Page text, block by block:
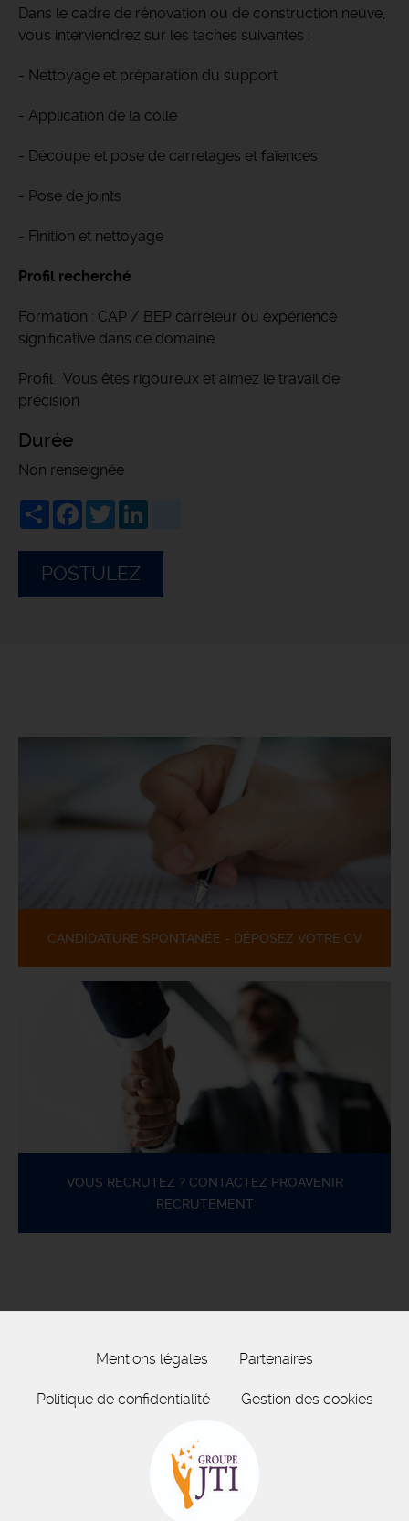
Dans le cadre de rénovation ou de construction neuve,
vous interviendrez sur les taches suivantes :
- Nettoyage et préparation du support
- Application de la colle
- Découpe et pose de carrelages et faïences
- Pose de joints
- Finition et nettoyage
Profil recherché
Formation : CAP / BEP carreleur ou expérience
significative dans ce domaine
Profil : Vous êtes rigoureux et aimez le travail de
précision
Durée
Non renseignée
ShareFacebook
Twitter
POSTULEZ
CANDIDATURE SPONTANÉE - DÉPOSEZ VOTRE CV
VOUS RECRUTEZ ? CONTACTEZ PROAVENIR
RECRUTEMENT
Mentions légales Partenaires
Politique de confidentialité Gestion des cookies